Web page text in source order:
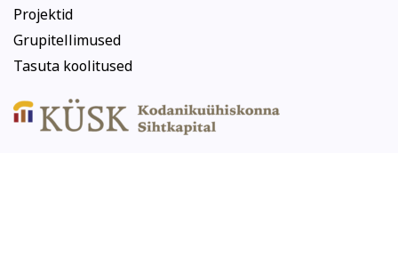
Projektid
Grupitellimused
Tasuta koolitused